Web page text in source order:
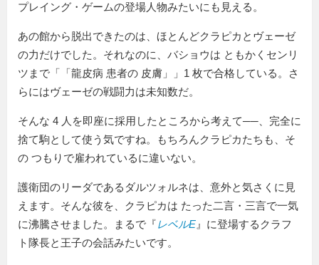
プレイング・ゲームの登場人物みたいにも見える。
あの館から脱出できたのは、ほとんどクラピカとヴェーゼ
の力だけでした。それなのに、バショウは ともかくセンリ
ツまで「
龍皮病 患者の 皮膚
」1 枚で合格している。さ
らにはヴェーゼの戦闘力は未知数だ。
そんな 4 人を即座に採用したところから考えて──、完全に
捨て駒として使う気ですね。もちろんクラピカたちも、そ
の つもりで雇われているに違いない。
護衛団のリーダであるダルツォルネは、意外と気さくに見
えます。そんな彼を、クラピカは たった二言・三言で一気
に沸騰させました。まるで『レベルE 』に登場するクラフ
ト隊長と王子の会話みたいです。